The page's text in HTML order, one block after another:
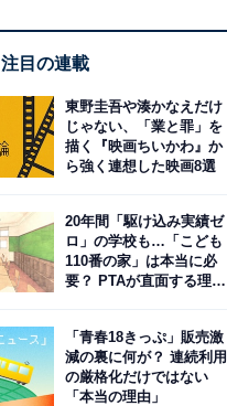
注目の連載
東野圭吾や湊かなえだけ
じゃない、「業と罪」を
描く『映画ちいかわ』か
ら強く連想した映画8選
20年間「駆け込み実績ゼ
ロ」の学校も…「こども
110番の家」は本当に必
要？ PTAが直面する理想
「青春18きっぷ」販売激
減の裏に何が？ 連続利用
の厳格化だけではない
「本当の理由」